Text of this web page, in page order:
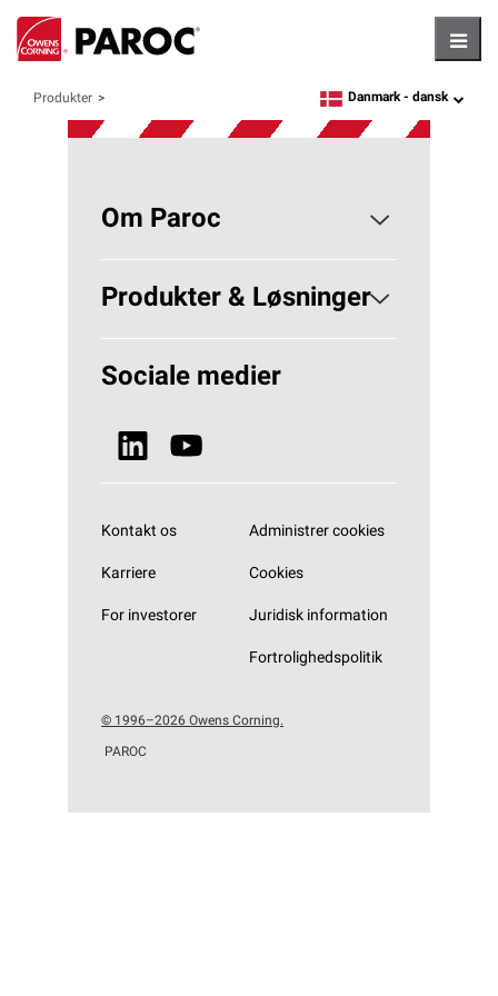
Produkter language
Danmark - dansk
Om Paroc
Om PAROC
Hvorfor Stenuld?
Bæredygtighed
Nyheder & Media
Produkter & Løsninger
Løsninger Bygningsisolering
Sociale medier
Kontakt os
Karriere
For investorer
Administrer cookies
Cookies
Juridisk information
Fortrolighedspolitik
© 1996–2026 Owens Corning.
PAROC